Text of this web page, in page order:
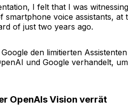
I felt that I was
smartphone voice assistants,
of just two years ago.
den limitierten
und Google verhandelt,
OpenAIs Vision verrät